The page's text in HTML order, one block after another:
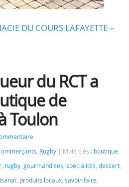
DU COURS LAFAYETTE –
du RCT a
de
Toulon
, Rugby Mots clés : boutique,
, rugby, gourmandises, spécialités, dessert,
, produits locaux, savoir-faire,